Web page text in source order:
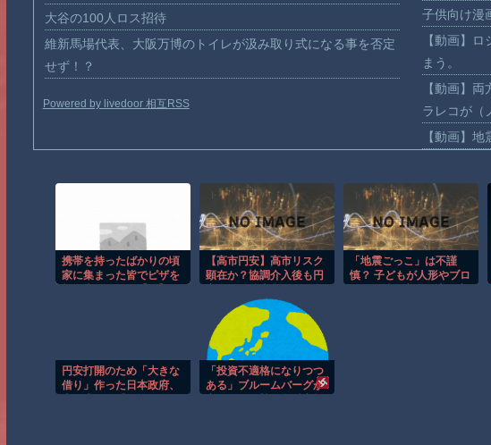
大谷の100人ロス招待
維新馬場代表、大阪万博のトイレが汲み取り式になる事を否定
せず！？
Powered by livedoor 相互RSS
子供向け漫
【動画】
まう。
【動画】
ラレコが（
【動画】
ア。
【朗報】大
ｗｗｗｗｗｗ
まだ墓石が
【動画】新
携帯を持ったばかりの頃
家に集まった皆でピザを
【高市円安】高市リスク
顕在か？協調介入後も円
騰。大丈夫なのか？
「地震ごっこ」は不謹
慎？ 子どもが人形やブロ
円安打開のため「大きな
借り」作った日本政府、
「投資不適格になりつつ
ある」ブルームバーグが